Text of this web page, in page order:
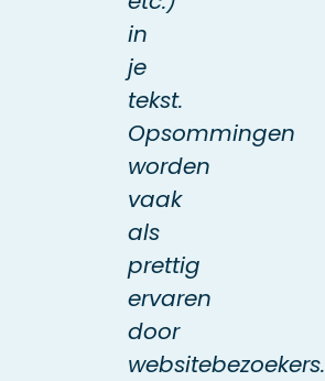
in
je
tekst.
Opsommingen
worden
vaak
als
prettig
ervaren
door
websitebezoekers.